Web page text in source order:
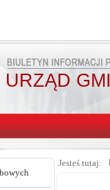
URZĄD
Jesteś tutaj: